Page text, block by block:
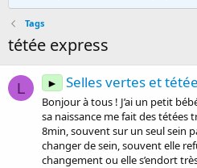
Tags
tétée express
L ► Selles vertes et
Bonjour à tous ! J’ai un petit
sa naissance me fait des tétées
8min, souvent sur un seul sein
changer de sein, souvent elle
changement ou elle s’endort